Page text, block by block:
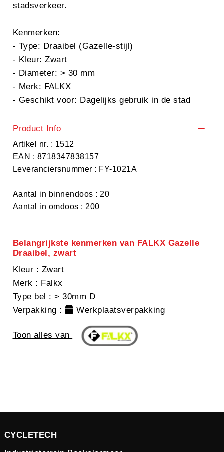
stadsverkeer.
Kenmerken:
- Type: Draaibel (Gazelle-stijl)
- Kleur: Zwart
- Diameter: > 30 mm
- Merk: FALKX
- Geschikt voor: Dagelijks gebruik in de stad
Product Info
Artikel nr. : 1512
EAN : 8718347838157
Leveranciersnummer : FY-1021A
Aantal in binnendoos : 20
Aantal in omdoos : 200
Belangrijkste kenmerken van FALKX Gazelle
Draaibel, zwart
Kleur : Zwart
Merk : Falkx
Type bel : > 30mm D
Verpakking : Werkplaatsverpakking
Toon alles van
CYCLETECH